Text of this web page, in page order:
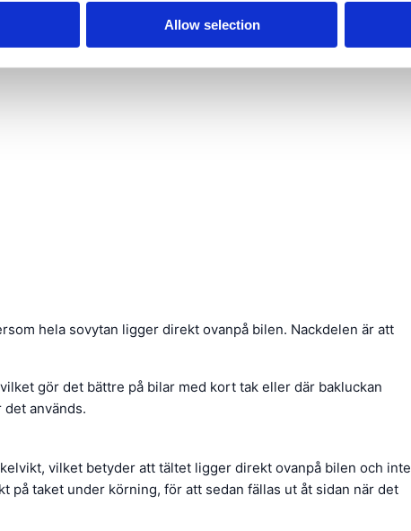
Allow selection
Innehåll
hela sovytan ligger direkt ovanpå bilen. Nackdelen är att
gör det bättre på bilar med kort tak eller där bakluckan
används.
vilket betyder att tältet ligger direkt ovanpå bilen och inte
på taket under körning, för att sedan fällas ut åt sidan när det